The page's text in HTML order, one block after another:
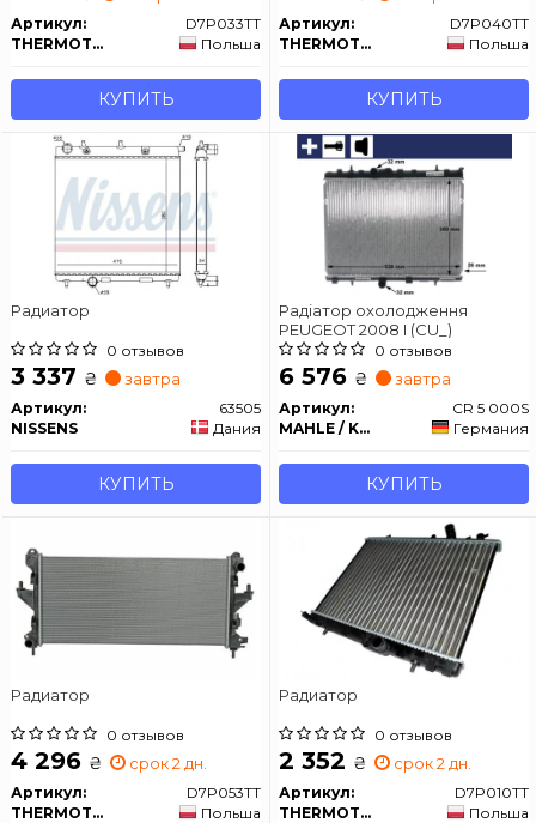
Артикул:
D7P033TT
THERMOTEC
Польша
КУПИТЬ
Артикул:
D7P040TT
THERMOTEC
Польша
КУПИТЬ
Радиатор
0 отзывов
3 337 ₴ завтра
Артикул:
63505
NISSENS
Дания
КУПИТЬ
Радіатор охолодження
PEUGEOT 2008 I (CU_)
0 отзывов
6 576 ₴ завтра
Артикул:
CR 5 000S
MAHLE / KNECHT
Германия
КУПИТЬ
Радиатор
0 отзывов
4 296 ₴ срок 2 дн.
Артикул:
D7P053TT
THERMOTEC
Польша
Радиатор
0 отзывов
2 352 ₴ срок 2 дн.
Артикул:
D7P010TT
THERMOTEC
Польша